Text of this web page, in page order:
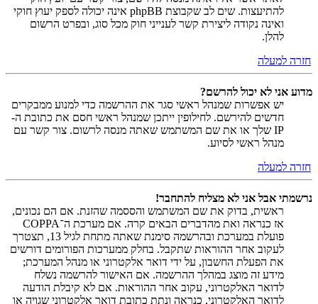
להתיעצות. שים לב שקבוצת phpBB אינה יכולה לספק יעוץ חוקי
ואינה נקודה ליצירת קשר לענייני חוק מכל סוג, ובפרט הרשום
להלן.
חזרה למעלה
מדוע אני לא יכול להרשם?
יש אפשרות שמנהל ראשי סגר את ההרשמה כדי למנוע ממבקרים
חדשים להירשם. לחילופין ייתכן שמנהל ראשי חסם את כתובת ה-
IP שלך או את שם המשתמש שאתה מנסה לרשום. צור קשר עם
מנהל ראשי לסיוע.
חזרה למעלה
נרשמתי אבל אני לא מצליח להתחבר!
ראשית, בדוק את שם המשתמש והססמה שהזנת. אם הם נכונים,
אז כנראה ואת מהדברים הבאים קרה. אם מערכת ה־COPPA
פועלת במערכת ובהרשמה סימנת שאתה מתחת לגיל 13, תצטרך
לעקוב אחר ההוראות שתקבל. בחלק ממערכות הפורומים דורשים
את הפעלת החשבון, על ידי דואר אלקטרוני או מנהל המערכת;
מידע זה מוצג במהלך ההרשמה. אם האישור להרשמה נשלח
לדואר האלקטרוני, עקוב אחר ההוראות. אם לא קיבלת הודעה
לדואר האלקטרוני, כנראה ונתת כתובת דואר אלקטרוני שגויה או